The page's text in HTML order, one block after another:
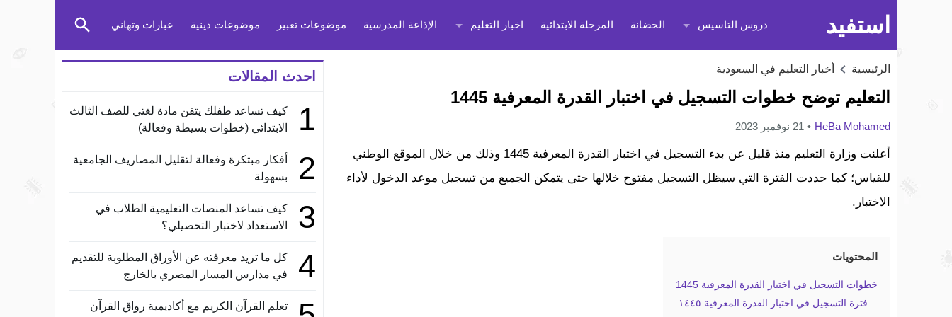
استفيد دروس التاسيس الحضانة المرحلة الابتدائية اخبار التعليم الإذاعة المدرسية موضوعات تعبير موضوعات دينية عبارات وتهاني
الرئيسية أخبار التعليم في السعودية
التعليم توضح خطوات التسجيل في اختبار القدرة المعرفية 1445
HeBa Mohamed 21 نوفمبر 2023
أعلنت وزارة التعليم منذ قليل عن بدء التسجيل في اختبار القدرة المعرفية 1445 وذلك من خلال الموقع الوطني
للقياس؛ كما حددت الفترة التي سيظل التسجيل مفتوح خلالها حتى يتمكن الجميع من تسجيل موعد الدخول لأداء
الاختبار.
المحتويات
خطوات التسجيل في اختبار القدرة المعرفية 1445
فترة التسجيل في اختبار القدرة المعرفية ١٤٤٥
احدث المقالات
1
كيف تساعد طفلك يتقن مادة لغتي للصف الثالث
الابتدائي (خطوات بسيطة وفعالة)
2
أفكار مبتكرة وفعالة لتقليل المصاريف الجامعية
بسهولة
3
كيف تساعد المنصات التعليمية الطلاب في
الاستعداد لاختبار التحصيلي؟
4
كل ما تريد معرفته عن الأوراق المطلوبة للتقديم
في مدارس المسار المصري بالخارج
تعلم القرآن الكريم مع أكاديمية رواق القرآن